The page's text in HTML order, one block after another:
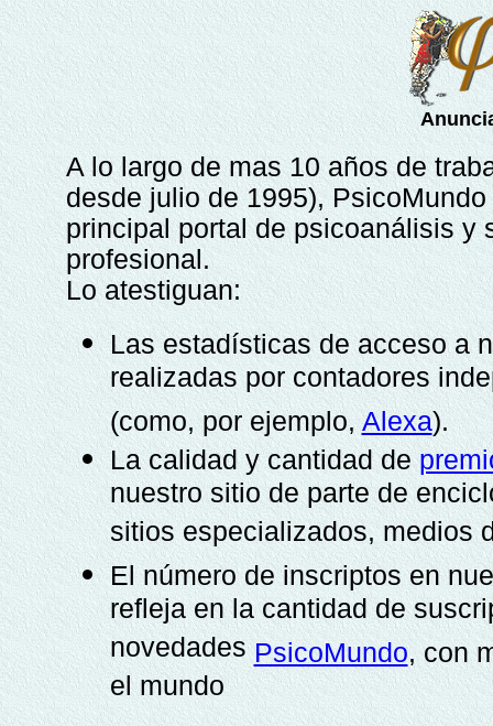
A lo largo de mas 10 años de
desde julio de 1995),
principal portal de psicoanálisis y
profesional.
Lo atestiguan:
Las estadísticas de acceso a
realizadas por contadores
(como, por ejemplo,Alexa).
La calidad y cantidad de
nuestro sitio de parte de
sitios especializados, medios
El número de inscriptos en
refleja en la cantidad de
novedadesPsicoMundo, con
el mundo